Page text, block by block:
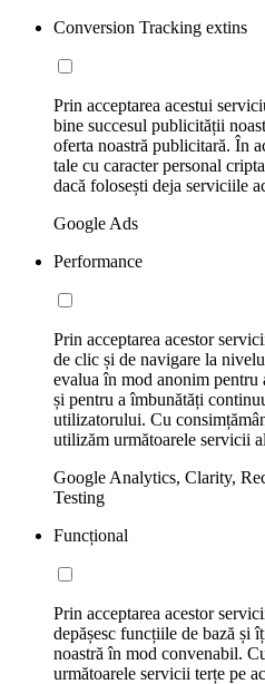
Conversion Tracking extins
Prin acceptarea acestui
bine succesul publicității
oferta noastră publicitară. În
tale cu caracter personal
dacă folosești deja serviciile
Google Ads
Performance
Prin acceptarea acestor
de clic și de navigare la
evalua în mod anonim pentru
și pentru a îmbunătăți
utilizatorului. Cu
utilizăm următoarele servicii
Google Analytics, Clarity,
Testing
Funcțional
Prin acceptarea acestor
depășesc funcțiile de bază și
noastră în mod convenabil.
următoarele servicii terțe pe